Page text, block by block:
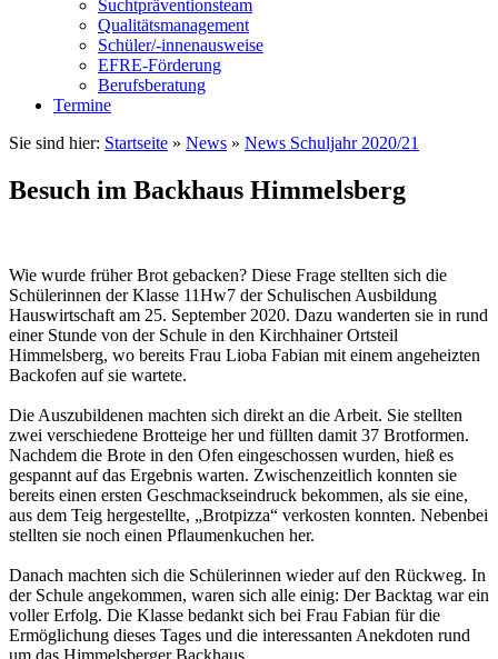
Suchtpräventionsteam
Qualitätsmanagement
Schüler/-innenausweise
EFRE-Förderung
Berufsberatung
Termine
Sie sind hier: Startseite » News » News Schuljahr 2020/21
Besuch im Backhaus Himmelsberg
Wie wurde früher Brot gebacken? Diese Frage stellten sich die
Schülerinnen der Klasse 11Hw7 der Schulischen Ausbildung
Hauswirtschaft am 25. September 2020. Dazu wanderten sie in rund
einer Stunde von der Schule in den Kirchhainer Ortsteil
Himmelsberg, wo bereits Frau Lioba Fabian mit einem angeheizten
Backofen auf sie wartete.
Die Auszubildenen machten sich direkt an die Arbeit. Sie stellten
zwei verschiedene Brotteige her und füllten damit 37 Brotformen.
Nachdem die Brote in den Ofen eingeschossen wurden, hieß es
gespannt auf das Ergebnis warten. Zwischenzeitlich konnten sie
bereits einen ersten Geschmackseindruck bekommen, als sie eine,
aus dem Teig hergestellte, „Brotpizza“ verkosten konnten. Nebenbei
stellten sie noch einen Pflaumenkuchen her.
Danach machten sich die Schülerinnen wieder auf den Rückweg. In
der Schule angekommen, waren sich alle einig: Der Backtag war ein
voller Erfolg. Die Klasse bedankt sich bei Frau Fabian für die
Ermöglichung dieses Tages und die interessanten Anekdoten rund
um das Himmelsberger Backhaus.